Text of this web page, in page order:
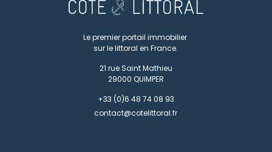
Le premier portail immobilier
sur le littoral en France.
21 rue Saint Mathieu
29000 QUIMPER
+33 (0)6 48 74 08 93
contact@cotelittoral.fr